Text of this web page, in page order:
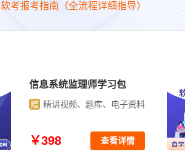
软考报考指南（全流程详细指导）
信息安全工程师学习包
【旧】
精讲视频、题库、电子资料
查看详情